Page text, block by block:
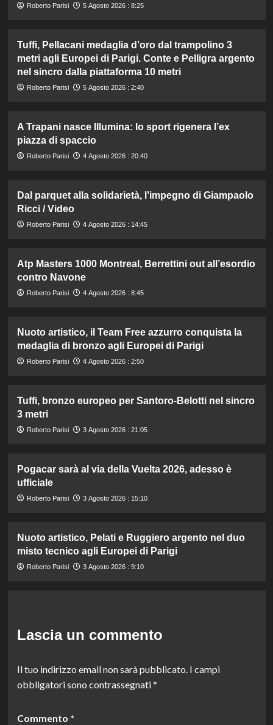
Roberto Parisi 5 Agosto 2026 : 8:25
Tuffi, Pellacani medaglia d’oro dal trampolino 3
metri agli Europei di Parigi. Conte e Pelligra argento
nel sincro dalla piattaforma 10 metri
Roberto Parisi 5 Agosto 2026 : 2:40
A Trapani nasce Illumina: lo sport rigenera l’ex
piazza di spaccio
Roberto Parisi 4 Agosto 2026 : 20:40
Dal parquet alla solidarietà, l’impegno di Giampaolo
Ricci / Video
Roberto Parisi 4 Agosto 2026 : 14:45
Atp Masters 1000 Montreal, Berrettini out all’esordio
contro Navone
Roberto Parisi 4 Agosto 2026 : 8:45
Nuoto artistico, il Team Free azzurro conquista la
medaglia di bronzo agli Europei di Parigi
Roberto Parisi 4 Agosto 2026 : 2:50
Tuffi, bronzo europeo per Santoro-Belotti nel sincro
3 metri
Roberto Parisi 3 Agosto 2026 : 21:05
Pogacar sarà al via della Vuelta 2026, adesso è
ufficiale
Roberto Parisi 3 Agosto 2026 : 15:10
Nuoto artistico, Pelati e Ruggiero argento nel duo
misto tecnico agli Europei di Parigi
Roberto Parisi 3 Agosto 2026 : 9:10
Lascia un commento
Il tuo indirizzo email non sarà pubblicato. I campi
obbligatori sono contrassegnati*
Commento *